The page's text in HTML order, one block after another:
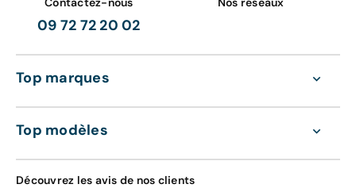
09 72 72 20 02
Top marques
Top modèles
Découvrez les avis de nos clients